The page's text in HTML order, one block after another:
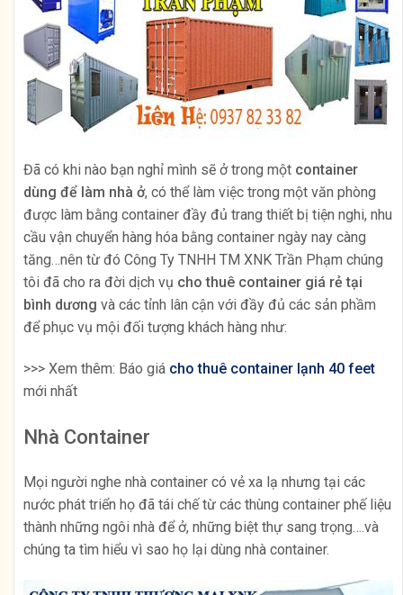
Đã có khi nào bạn nghỉ mình sẽ ở trong một container
dùng để làm nhà ở, có thể làm việc trong một văn phòng
được làm bằng container đầy đủ trang thiết bị tiện nghi, nhu
cầu vận chuyển hàng hóa bằng container ngày nay càng
tăng…nên từ đó Công Ty TNHH TM XNK Trần Phạm chúng
tôi đã cho ra đời dịch vụ cho thuê container giá rẻ tại
bình dương và các tỉnh lân cận với đầy đủ các sản phầm
để phục vụ mội đối tượng khách hàng như:
>>> Xem thêm: Báo giá cho thuê container lạnh 40 feet
mới nhất
Nhà Container
Mọi người nghe nhà container có vẻ xa lạ nhưng tại các
nước phát triển họ đã tái chế từ các thùng container phế liệu
thành những ngôi nhà để ở, những biệt thự sang trọng….và
chúng ta tìm hiểu vì sao họ lại dùng nhà container.